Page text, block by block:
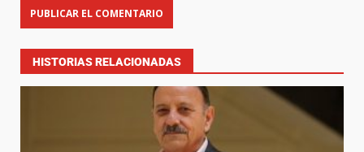
HISTORIAS RELACIONADAS